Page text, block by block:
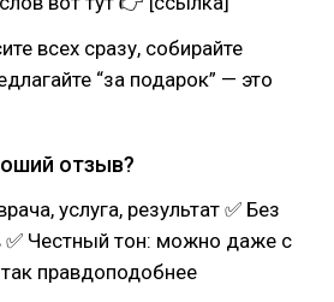
всех сразу, собирайте
“за подарок” — это
отзыв?
услуга, результат ✅ Без
Честный тон: можно даже с
правдоподобнее